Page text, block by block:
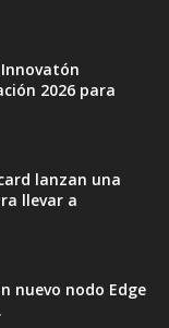
2026 para
lanzan una
llevar a
nuevo nodo Edge